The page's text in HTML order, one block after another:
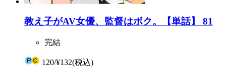
教え子がAV女優、監督はボク。【単話】 81
完結
120/¥132(税込)